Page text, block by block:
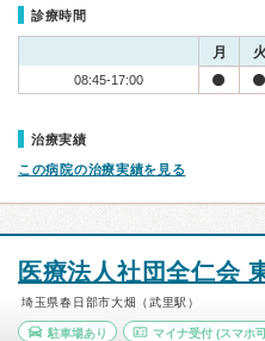
診療時間
月 火
08:45-17:00
治療実績
この病院の治療実績を見る
医療法人社団全仁会
埼玉県春日部市大畑（武里駅）
駐車場あり マイナ受付(スマホ